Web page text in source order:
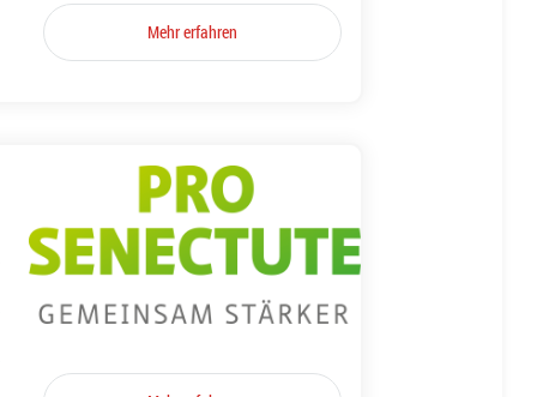
Mehr erfahren